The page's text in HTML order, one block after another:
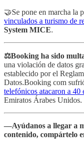
🤝Se pone en marcha la
vinculados a turismo de
System MICE.
⚖️Booking ha sido
una violación de datos
establecido por el
Datos.Booking com
telefónicos atacaron a 40
Emiratos Árabes Unidos.
—Ayúdanos a llegar a
contenido, compártelo